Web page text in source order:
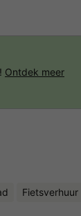
Fietsverhuur
Ontdek meer